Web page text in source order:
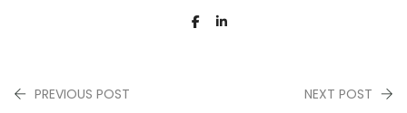
PREVIOUS POST NEXT POST